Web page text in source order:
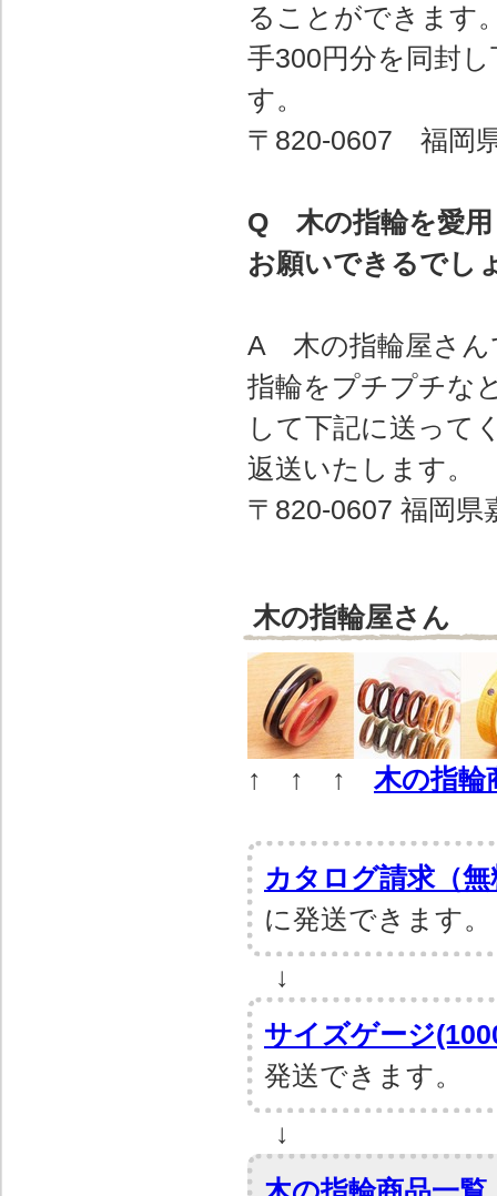
ることができます
手300円分を同封
す。
〒820-0607 福岡
Q 木の指輪を愛用
お願いできるでし
A 木の指輪屋さん
指輪をプチプチな
して下記に送って
返送いたします。
〒820-0607 福岡県
木の指輪屋さん
↑ ↑ ↑ 木の指輪
カタログ請求（無
に発送できます。
↓
サイズゲージ
発送できます。
↓